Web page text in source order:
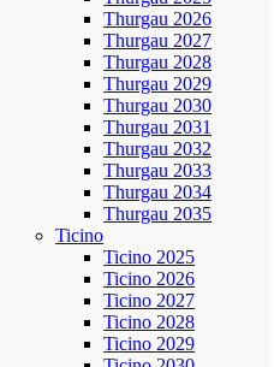
Thurgau 2026
Thurgau 2027
Thurgau 2028
Thurgau 2029
Thurgau 2030
Thurgau 2031
Thurgau 2032
Thurgau 2033
Thurgau 2034
Thurgau 2035
Ticino
Ticino 2025
Ticino 2026
Ticino 2027
Ticino 2028
Ticino 2029